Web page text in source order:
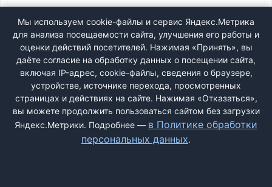
ВХОД
РЕГИСТРАЦИЯ
Быстрая регистрациячерез соцсети:
Мы используем cookie-файлы и сервис Яндекс.Метрика
для анализа посещаемости сайта, улучшения его работы и
оценки действий посетителей. Нажимая «Принять», вы
даёте согласие на обработку данных о посещении сайта,
включая IP-адрес, cookie-файлы, сведения о браузере,
устройстве, источнике перехода, просмотренных
страницах и действиях на сайте. Нажимая «Отказаться»,
вы можете продолжить пользоваться сайтом без загрузки
Яндекс.Метрики. Подробнее — в Политике обработки
персональных данных.